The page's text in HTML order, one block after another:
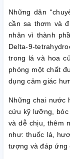
Những dân
cần sa thơm và
nhân vì thành
Delta-9-
trong lá và hoa
phóng một chất
dụng cảm giác
Những chai nước
cứu kỹ lưỡng,
và dễ chịu, thêm
như: thuốc lá,
tượng và đáp ứng